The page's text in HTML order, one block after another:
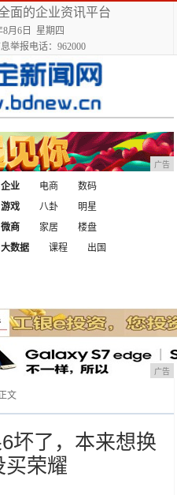
面的企业资讯平台
8月6日 星期四
举报电话：962000
广告
企业 电商
数码
游戏
八卦
明星
微商 家居
楼盘
大数据
课程
出国
广告
文
坏了，本来想换
买荣耀